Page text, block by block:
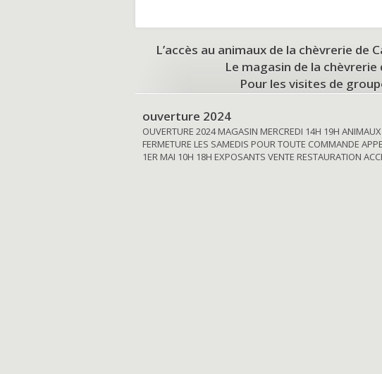
L’accès au animaux de la chèvrerie de
Le magasin de la chèvrerie
Pour les visites de
ouverture 2024
OUVERTURE 2024 MAGASIN MERCREDI 14H 19H
FERMETURE LES SAMEDIS POUR TOUTE COMMANDE
1ER MAI 10H 18H EXPOSANTS VENTE RESTAURATION